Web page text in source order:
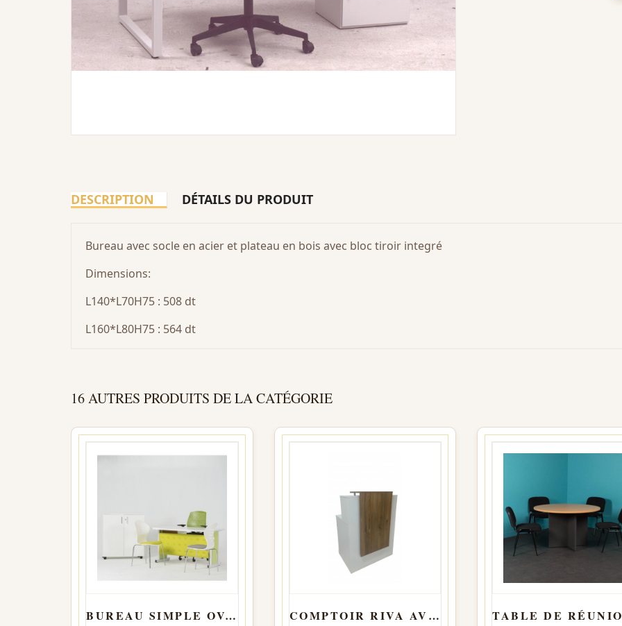
DESCRIPTION DÉTAILS DU PRODUIT
Bureau avec socle en acier et plateau en bois avec bloc tiroir integré
Dimensions:
L140*L70H75 : 508 dt
L160*L80H75 : 564 dt
16 AUTRES PRODUITS DE LA CATÉGORIE
BUREAU SIMPLE OVAL CAPITONNE
COMPTOIR RIVA AVEC LED